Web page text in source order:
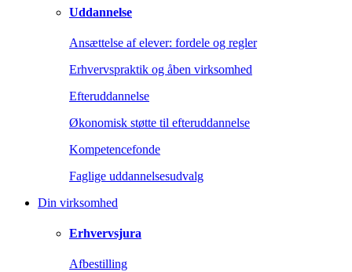
Uddannelse
Ansættelse af elever: fordele og regler
Erhvervspraktik og åben virksomhed
Efteruddannelse
Økonomisk støtte til efteruddannelse
Kompetencefonde
Faglige uddannelsesudvalg
Din virksomhed
Erhvervsjura
Afbestilling